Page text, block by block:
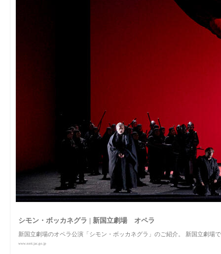
シモン・ボッカネグラ | 新国立劇場 オペラ
新国立劇場のオペラ公演「シモン・ボッカネグラ」のご紹介。 新国立劇
www.nntt.jac.go.jp